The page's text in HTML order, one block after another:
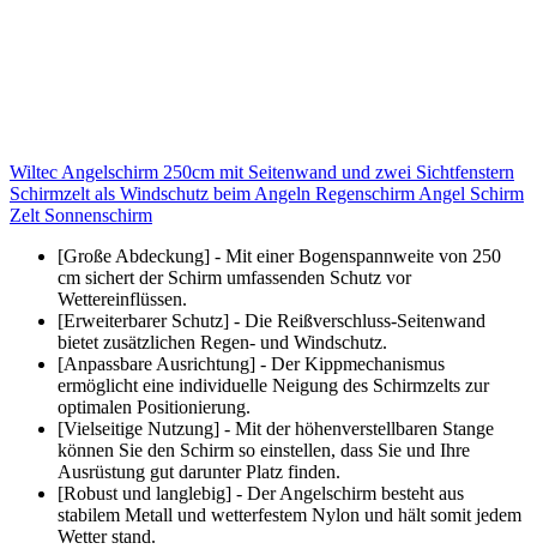
Wiltec Angelschirm 250cm mit Seitenwand und zwei Sichtfenstern
Schirmzelt als Windschutz beim Angeln Regenschirm Angel Schirm
Zelt Sonnenschirm
[Große Abdeckung] - Mit einer Bogenspannweite von 250
cm sichert der Schirm umfassenden Schutz vor
Wettereinflüssen.
[Erweiterbarer Schutz] - Die Reißverschluss-Seitenwand
bietet zusätzlichen Regen- und Windschutz.
[Anpassbare Ausrichtung] - Der Kippmechanismus
ermöglicht eine individuelle Neigung des Schirmzelts zur
optimalen Positionierung.
[Vielseitige Nutzung] - Mit der höhenverstellbaren Stange
können Sie den Schirm so einstellen, dass Sie und Ihre
Ausrüstung gut darunter Platz finden.
[Robust und langlebig] - Der Angelschirm besteht aus
stabilem Metall und wetterfestem Nylon und hält somit jedem
Wetter stand.